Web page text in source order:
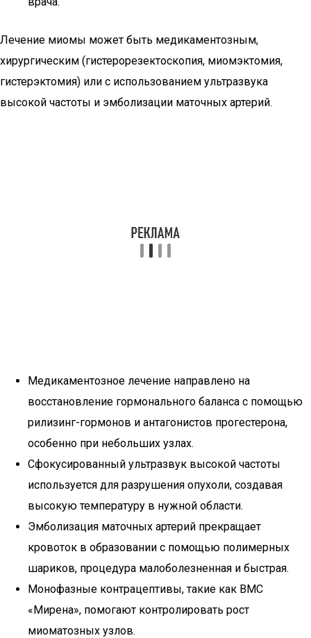
Лечение миомы может быть медикаментозным,
хирургическим (гистерорезектоскопия, миомэктомия,
гистерэктомия) или с использованием ультразвука
высокой частоты и эмболизации маточных артерий.
Медикаментозное лечение направлено на
восстановление гормонального баланса с помощью
рилизинг-гормонов и антагонистов прогестерона,
особенно при небольших узлах.
Сфокусированный ультразвук высокой частоты
используется для разрушения опухоли, создавая
высокую температуру в нужной области.
Эмболизация маточных артерий прекращает
кровоток в образовании с помощью полимерных
шариков, процедура малоболезненная и быстрая.
Монофазные контрацептивы, такие как ВМС
«Мирена», помогают контролировать рост
миоматозных узлов.